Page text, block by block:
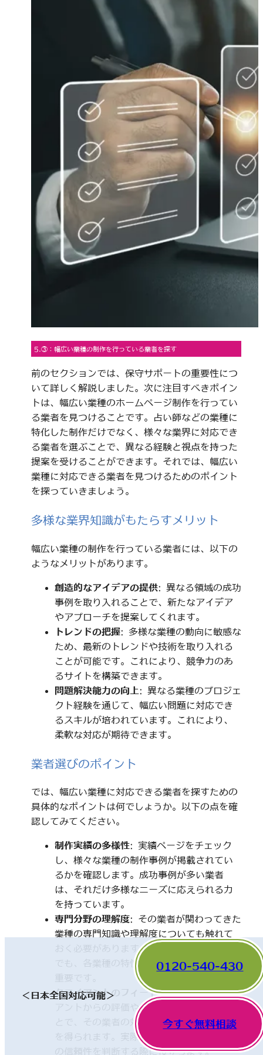
5.③：幅広い業種の制作を行っている業者を探す
前のセクションでは、保守サポートの重要性につ
いて詳しく解説しました。次に注目すべきポイン
トは、幅広い業種のホームページ制作を行ってい
る業者を見つけることです。占い師などの業種に
特化した制作だけでなく、様々な業界に対応でき
る業者を選ぶことで、異なる経験と視点を持った
提案を受けることができます。それでは、幅広い
業種に対応できる業者を見つけるためのポイント
を探っていきましょう。
多様な業界知識がもたらすメリット
幅広い業種の制作を行っている業者には、以下の
ようなメリットがあります。
創造的なアイデアの提供: 異なる領域の成功
事例を取り入れることで、新たなアイデア
やアプローチを提案してくれます。
トレンドの把握: 多様な業種の動向に敏感な
ため、最新のトレンドや技術を取り入れる
ことが可能です。これにより、競争力のあ
るサイトを構築できます。
問題解決能力の向上: 異なる業種のプロジェ
クト経験を通じて、幅広い問題に対応でき
るスキルが培われています。これにより、
柔軟な対応が期待できます。
業者選びのポイント
では、幅広い業種に対応できる業者を探すための
具体的なポイントは何でしょうか。以下の点を確
認してみてください。
制作実績の多様性: 実績ページをチェック
し、様々な業種の制作事例が掲載されてい
るかを確認します。成功事例が多い業者
は、それだけ多様なニーズに応えられる力
を持っています。
専門分野の理解度: その業者が関わってきた
業種の専門知識や理解度についても触れて
おく必要があります。一見、異なった分野
でも、各業種の特性を理解していることが
クライアントのフィードバック: 他のクライ
アントからの評価やレビューを確認するこ
とで、その業者の対応や成果に関する情報
を得られます。実際の利用者の声は、業者
の信頼性を判断する際に役立ちます。
＜日本全国対応可能＞
0120-540-430
今すぐ無料相談